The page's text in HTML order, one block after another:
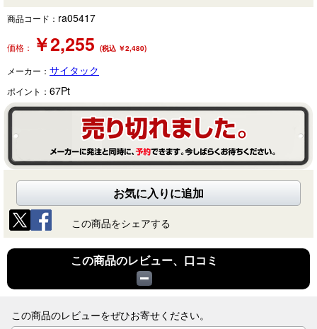
商品コード： ra05417
価格： ￥2,255 (税込 ￥2,480)
メーカー： サイタック
ポイント： 67Pt
お気に入りに追加
この商品をシェアする
この商品のレビュー、口コミ
この商品のレビューをぜひお寄せください。